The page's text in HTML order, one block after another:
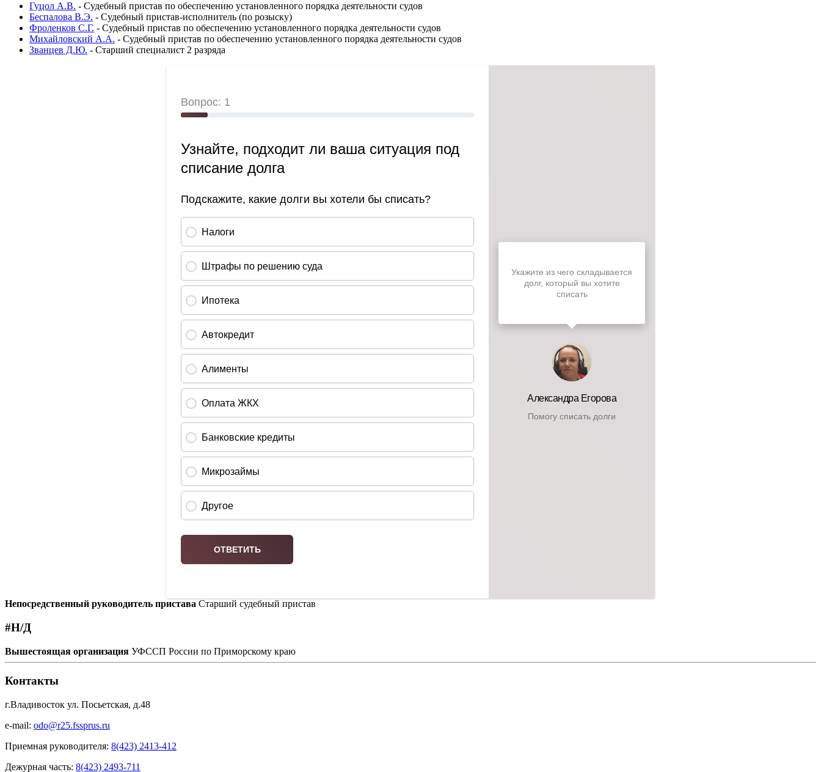
Гуцол А.В. - Судебный пристав по обеспечению установленного порядка деятельности судов
Беспалова В.Э. - Судебный пристав-исполнитель (по розыску)
Фроленков С.Г. - Судебный пристав по обеспечению установленного порядка деятельности судов
Михайловский А.А. - Судебный пристав по обеспечению установленного порядка деятельности судов
Званцев Д.Ю. - Старший специалист 2 разряда
Непосредственный руководитель пристава Старший судебный пристав
#Н/Д
Вышестоящая организация УФССП России по Приморскому краю
Контакты
г.Владивосток ул. Посьетская, д.48
e-mail: odo@r25.fssprus.ru
Приемная руководителя: 8(423) 2413-412
Дежурная часть: 8(423) 2493-711